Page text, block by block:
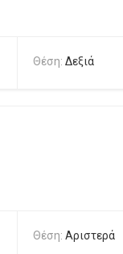
Θέση: Δεξιά
Θέση: Αριστερά